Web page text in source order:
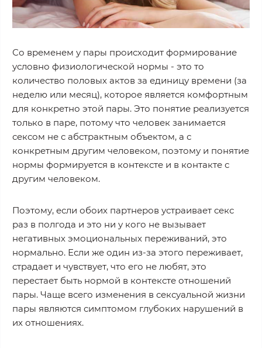
Со временем у пары происходит формирование
условно физиологической нормы - это то
количество половых актов за единицу времени (за
неделю или месяц), которое является комфортным
для конкретно этой пары. Это понятие реализуется
только в паре, потому что человек занимается
сексом не с абстрактным объектом, а с
конкретным другим человеком, поэтому и понятие
нормы формируется в контексте и в контакте с
другим человеком.
Поэтому, если обоих партнеров устраивает секс
раз в полгода и это ни у кого не вызывает
негативных эмоциональных переживаний, это
нормально. Если же один из-за этого переживает,
страдает и чувствует, что его не любят, это
перестает быть нормой в контексте отношений
пары. Чаще всего изменения в сексуальной жизни
пары являются симптомом глубоких нарушений в
их отношениях.